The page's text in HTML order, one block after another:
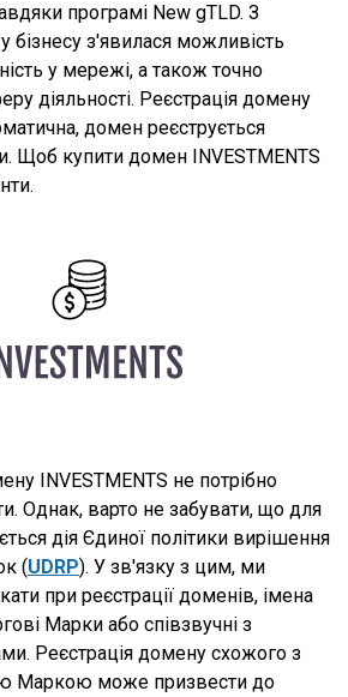
програмі New gTLD. З
з'явилася можливість
у мережі, а також точно
діяльності. Реєстрація домену
домен реєструється
Щоб купити домен INVESTMENTS
INVESTMENTS не потрібно
Однак, варто не забувати, що для
дія Єдиної політики вирішення
(UDRP). У зв'язку з цим, ми
при реєстрації доменів, імена
Марки або співзвучні з
Реєстрація домену схожого з
Маркою може призвести до